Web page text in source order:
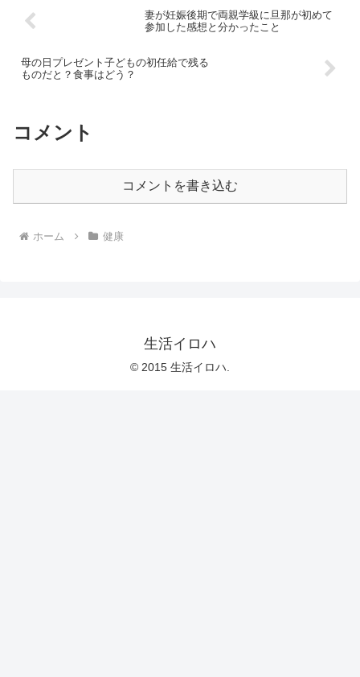
妻が妊娠後期で両親学級に旦那が初めて
参加した感想と分かったこと
母の日プレゼント子どもの初任給で残る
ものだと？食事はどう？
コメント
コメントを書き込む
ホーム 健康
生活イロハ
© 2015 生活イロハ.